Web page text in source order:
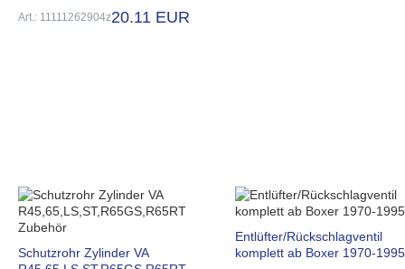
Art.: 11111262904z20.11 EUR
Schutzrohr Zylinder VA
Entlüfter/Rückschlagventil
komplett ab Boxer 1970-1995